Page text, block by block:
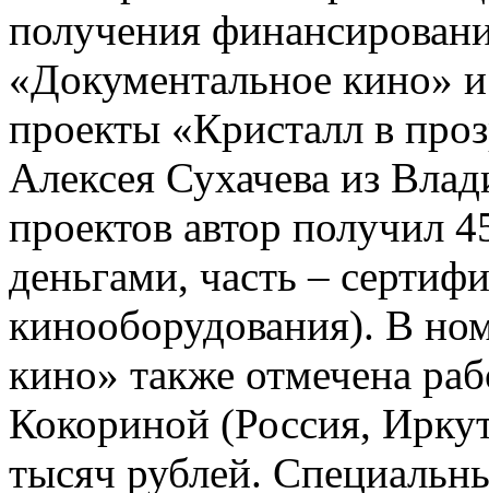
получения
«Документальное кино»
проекты «Кристалл в
Алексея Сухачева из
проектов автор получил
деньгами, часть –
кинооборудования). В
кино» также отмечена
Кокориной (Россия,
тысяч рублей.